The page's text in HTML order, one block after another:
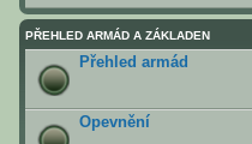
PŘEHLED ARMÁD A ZÁKLADEN
Přehled armád
Opevnění